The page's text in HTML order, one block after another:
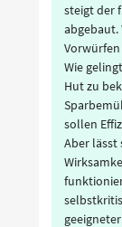
steigt der
abgebaut.
Wie
Hut zu
sollen
Aber lässt